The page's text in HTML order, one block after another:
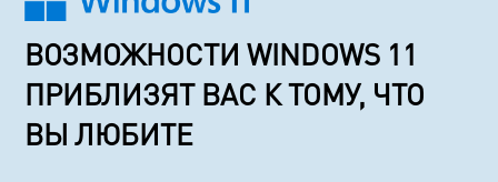
ВОЗМОЖНОСТИ WINDOWS 11
ПРИБЛИЗЯТ ВАС К ТОМУ, ЧТО
ВЫ ЛЮБИТЕ